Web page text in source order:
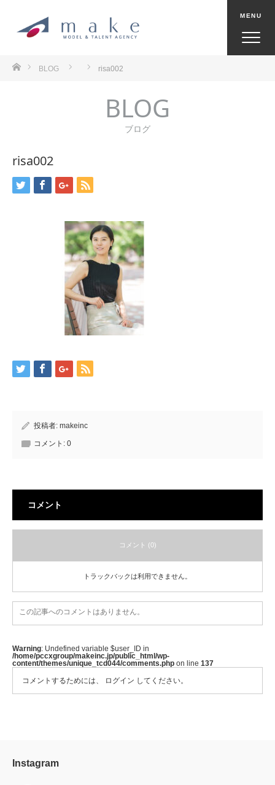
ホームBLOG risa002
BLOG
ブログ
risa002
投稿者: makeinc
コメント: 0
コメント
コメント (0)
トラックバックは利用できません。
この記事へのコメントはありません。
Warning: Undefined variable $user_ID in
/home/pccxgroup/makeinc.jp/public_html/wp-
content/themes/unique_tcd044/comments.php on line 137
コメントするためには、
ログイン してください。
Instagram